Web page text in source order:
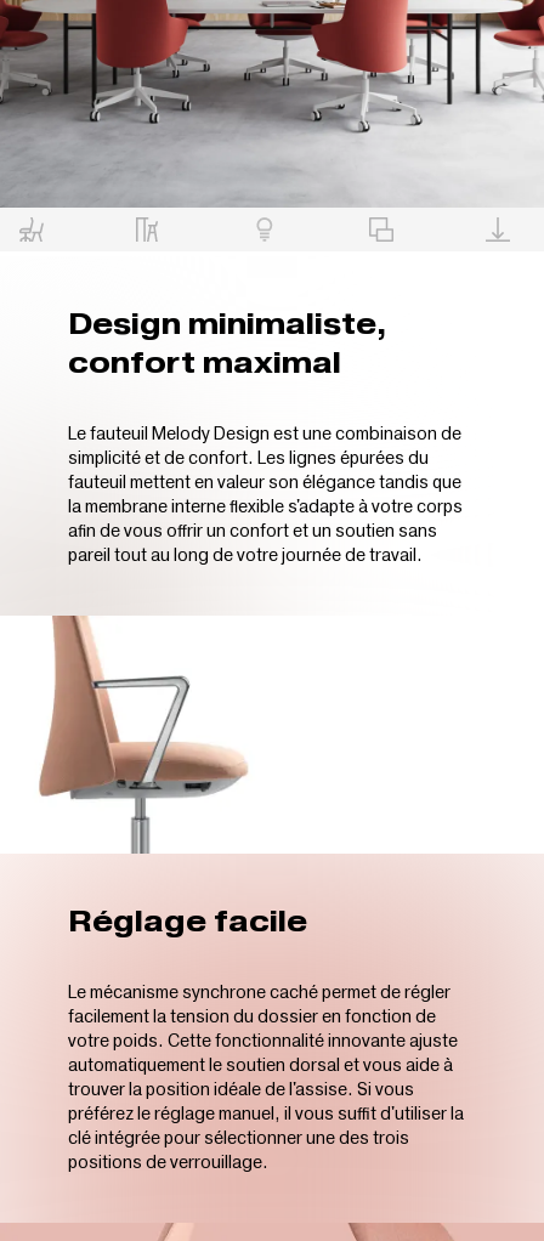
Design minimaliste,
confort maximal
Le fauteuil Melody Design est une combinaison de
simplicité et de confort. Les lignes épurées du
fauteuil mettent en valeur son élégance tandis que
la membrane interne flexible s'adapte à votre corps
afin de vous offrir un confort et un soutien sans
pareil tout au long de votre journée de travail.
Réglage facile
Le mécanisme synchrone caché permet de régler
facilement la tension du dossier en fonction de
votre poids. Cette fonctionnalité innovante ajuste
automatiquement le soutien dorsal et vous aide à
trouver la position idéale de l'assise. Si vous
préférez le réglage manuel, il vous suffit d'utiliser la
clé intégrée pour sélectionner une des trois
positions de verrouillage.